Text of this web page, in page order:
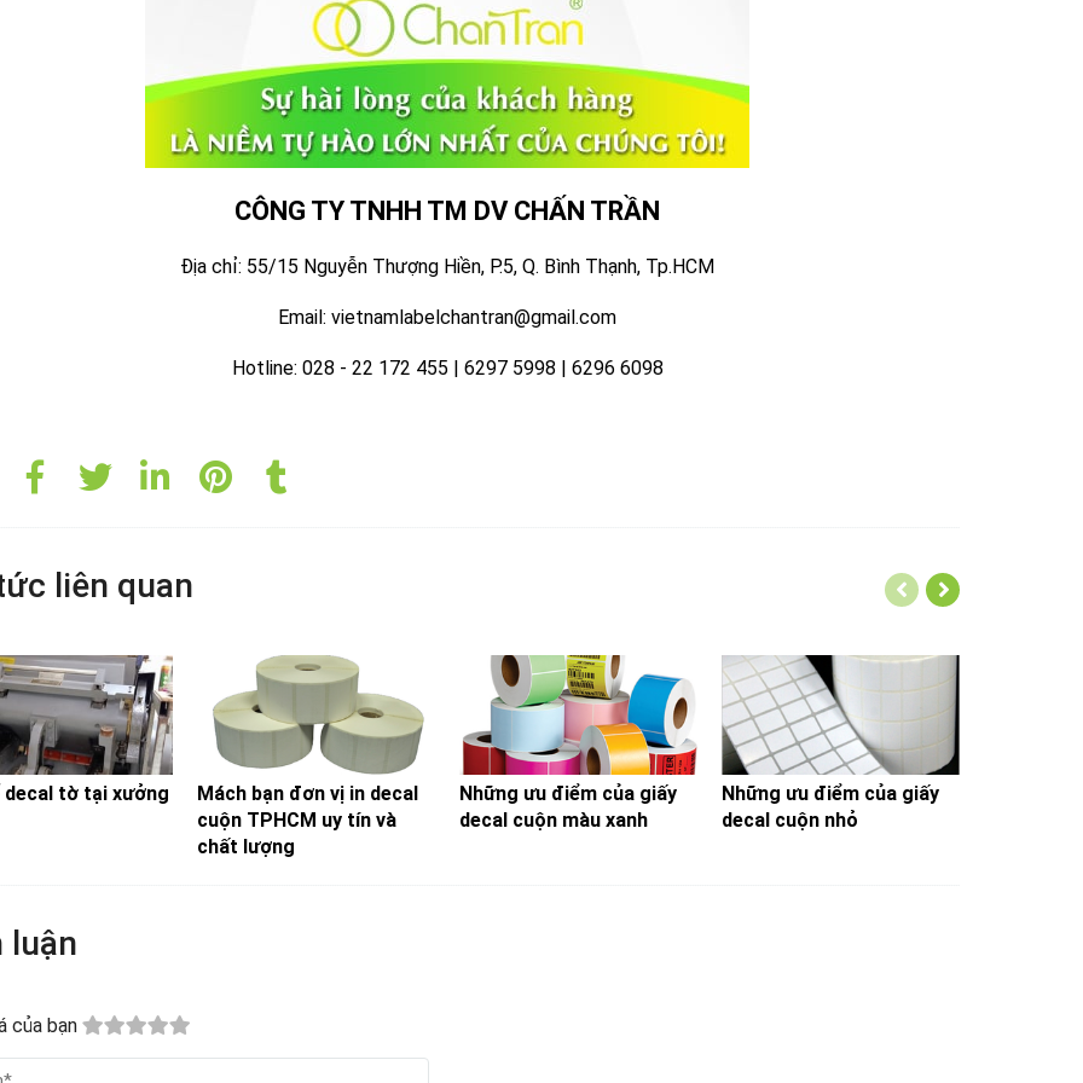
Decal ấn tượng nhờ có nhân viên chuyên môn cao
Liên hệ Chấn Trần ngay tại đây: 028 - 22 172 455
nhận sản xuất decal số lượng lớn
hàng muốn đặt số lượng lớn decal và thời gian nhận sớm thì có thể tham khảo ngay Công ty TNHH TM DV
hàng nhận được mẫu decal đẹp nhất và dễ sử dụng nhất.
hàng có đặt sản xuất decal số lượng lớn trong thời gian gấp rút thì Chấn Trần vẫn có thể đáp ứng được. Bởi dây
thông tin mà chúng tôi chia sẻ trên đây, bạn đọc đã biết được công ty nhận sản xuất decal số lượng lớn chuyên
uy tín. Mọi nhu cầu xin gửi về Công ty TNHH TM DV Chấn Trần theo hotline: 028 - 22 172 455 nhé.
CÔNG TY TNHH TM DV CHẤN TRẦN
Địa chỉ: 55/15 Nguyễn Thượng Hiền, P.5, Q. Bình Thạnh, Tp.HCM